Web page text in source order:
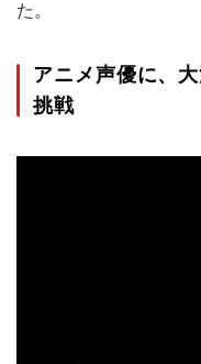
た。
アニメ声優に、
挑戦